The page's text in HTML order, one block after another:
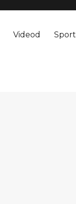
Videod Sport